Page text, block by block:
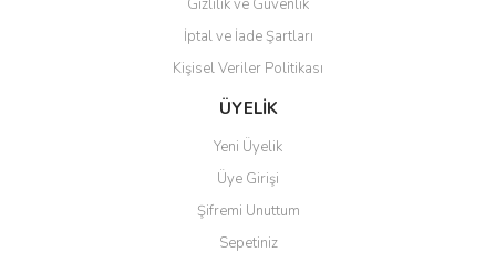
Gizlilik ve Güvenlik
İptal ve İade Şartları
Kişisel Veriler Politikası
ÜYELİK
Yeni Üyelik
Üye Girişi
Şifremi Unuttum
Sepetiniz